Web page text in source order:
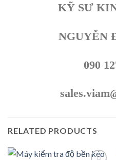
KỸ SƯ
NGUYỄN
090
RELATED PRODUCTS